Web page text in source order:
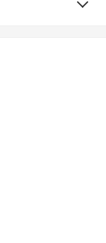
ください。
ご注意ください。